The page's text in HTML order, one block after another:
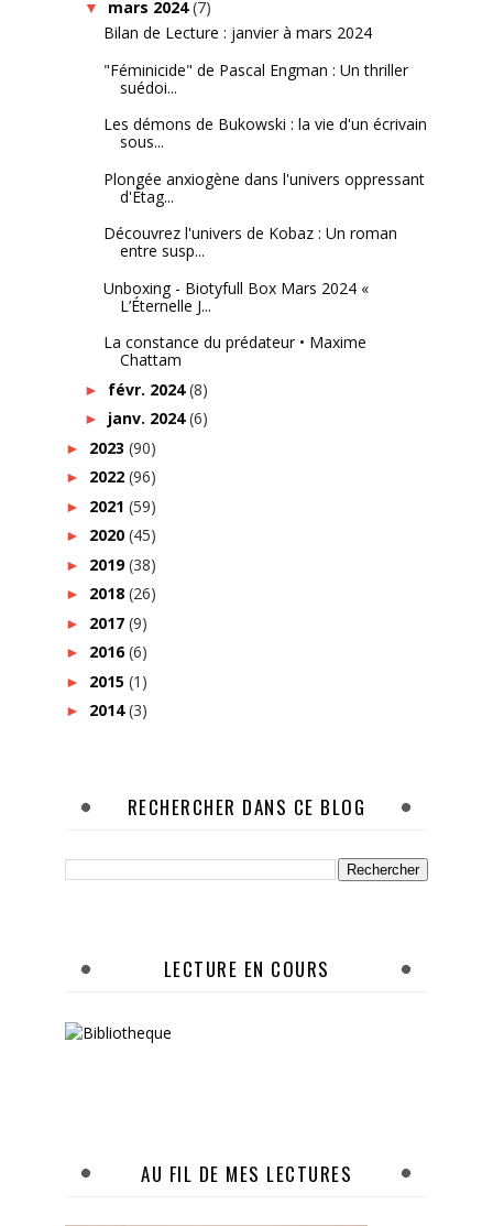
▼ mars 2024(7)
Bilan de Lecture : janvier à mars 2024
"Féminicide" de Pascal Engman : Un thriller
suédoi...
Les démons de Bukowski : la vie d'un écrivain
sous...
Plongée anxiogène dans l'univers oppressant
d'Étag...
Découvrez l'univers de Kobaz : Un roman
entre susp...
Unboxing - Biotyfull Box Mars 2024 «
L’Éternelle J...
La constance du prédateur • Maxime
Chattam
► févr. 2024(8)
► janv. 2024(6)
► 2023 (90)
► 2022 (96)
► 2021 (59)
► 2020 (45)
► 2019(38)
► 2018 (26)
► 2017 (9)
► 2016(6)
► 2015 (1)
► 2014(3)
RECHERCHER DANS CE BLOG
LECTURE EN COURS
AU FIL DE MES LECTURES